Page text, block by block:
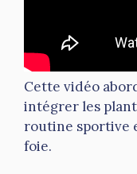
Cette vidéo
intégrer les
routine sportive
foie.